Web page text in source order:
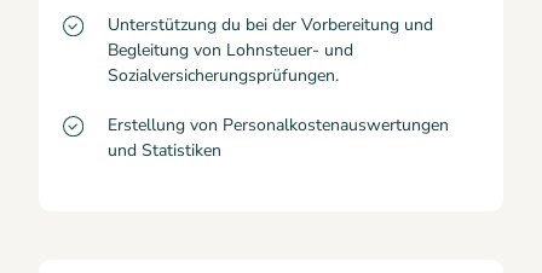
Unterstützung du bei der Vorbereitung und
Begleitung von Lohnsteuer- und
Sozialversicherungsprüfungen.
Erstellung von Personalkostenauswertungen
und Statistiken